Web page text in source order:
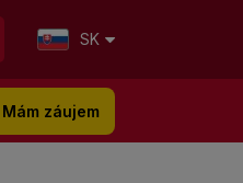
SK
Mám záujem